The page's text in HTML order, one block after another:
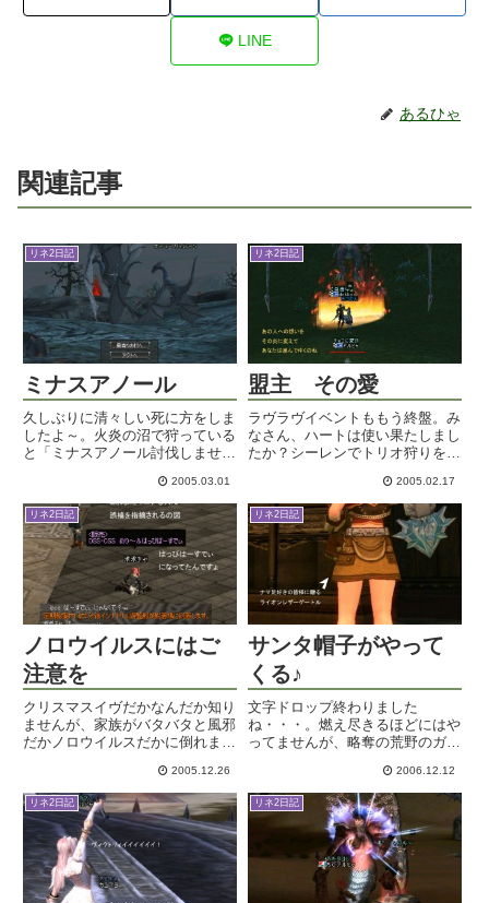
LINE
あるひゃ
関連記事
リネ2日記
ミナスアノール
久しぶりに清々しい死に方をしま
したよ～。火炎の沼で狩っている
と「ミナスアノール討伐しません
ると５０台前半のバウ・ソーサ
ラ・私の３人。この微妙な厳しさ
がちょっと魅力でまず一戦やって
みることに。ええ、やられちまい
ま...
2005.03.01
リネ2日記
盟主 その愛
ラヴラヴイベントももう終盤。み
なさん、ハートは使い果たしまし
たか？シーレンでトリオ狩りをし
カな話をしながらまったり目の狩
りだったのですが話の流れで盟主
ドッコイさんがノリで言った一言
「アヌヒャ～愛してるよ～」
2005.02.17
リネ2日記
ノロウイルスにはご
注意を
クリスマスイヴだかなんだか知り
ませんが、家族がバタバタと風邪
だかノロウイルスだかに倒れまし
した。もちろん、私はまだピンピ
ンしているわけですがｗチキン焼
こうと思ったのに、雑炊
に・・・・。純和食もなかなかい
いもんだ...
2005.12.26
リネ2日記
サンタ帽子がやって
くる♪
文字ドロップ終わりました
ね・・・。燃え尽きるほどにはや
ってませんが、略奪の荒野のガラ
で、そこそこ文字セットは貯まり
ました。Ⅱは出ませんが！でも今
回は高レベルの狩り場の方が、倒
す数に対するドロップ率がヨカッ
2006.12.12
リネ2日記 リネ2日記